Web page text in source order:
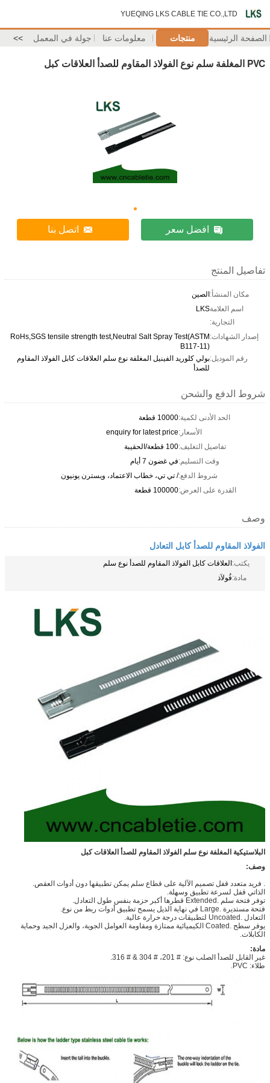
YUEQING LKS CABLE TIE CO.,LTD
الصفحة الرئيسية منتجات معلومات عنا جولة في المعمل >>
PVC المغلفة سلم نوع الفولاذ المقاوم للصدأ العلاقات كبل
افضل سعر اتصل بنا
تفاصيل المنتج
مكان المنشأ:الصين
اسم العلامة
التجارية:
LKS
إصدار الشهادات:RoHs,SGS tensile strength test,Neutral Salt Spray Test(ASTM
B117-11)
رقم الموديل:بولي كلوريد الفينيل المغلفة نوع سلم العلاقات كابل الفولاذ المقاوم
للصدأ
شروط الدفع والشحن
الحد الأدنى لكمية:10000 قطعة
الأسعار:enquiry for latest price
تفاصيل التغليف:100 قطعة/الحقيبة
وقت التسليم:في غضون 7 أيام
شروط الدفع:/ تي تي، خطاب الاعتماد، ويسترن يونيون
القدرة على العرض:100000 قطعة
وصف
الفولاذ المقاوم للصدأ كابل التعادل
يكتب:العلاقات كابل الفولاذ المقاوم للصدأ نوع سلم
مادة:فُولاَذ
البلاستيكية المغلفة نوع سلم الفولاذ المقاوم للصدأ العلاقات كبل
وصف:
. فريد متعدد قفل تصميم الآلية على قطاع سلم يمكن تطبيقها دون أدوات العقص.
الذاتي قفل لسرعة تطبيق وسهلة.
توفر فتحة سلم .Extended قطرها أكبر حزمة بنفس طول التعادل.
فتحة مستديرة .Large في نهاية الذيل يسمح تطبيق أدوات ربط من نوع.
التعادل .Uncoated لتطبيقات درجة حرارة عالية.
يوفر سطح .Coated الكيميائية ممتازة ومقاومة العوامل الجوية، والعزل الجيد وحماية
الكابلات.
مادة:
غير القابل للصدأ الصلب نوع: # 201، # 304 & # 316.
طلاء: PVC.